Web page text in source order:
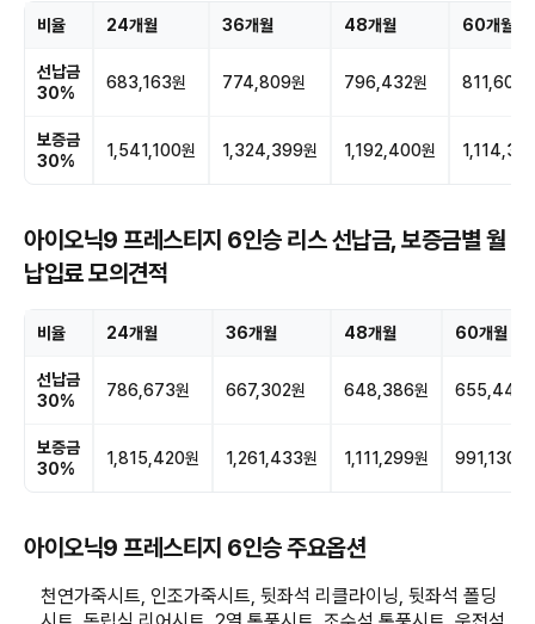
비율 24개월 36개월 48개월 60개월
선납금
30%
683,163원 774,809원 796,432원 811,605
보증금
30%
1,541,100원 1,324,399원 1,192,400원
아이오닉9 프레스티지 6인승 리스 선납금, 보증금별 월
납입료 모의견적
비율 24개월 36개월 48개월 60개월
선납금
30%
786,673원 667,302원 648,386원 655,442
보증금
30%
1,815,420원 1,261,433원 1,111,299원 991,130원
아이오닉9 프레스티지 6인승 주요옵션
천연가죽시트, 인조가죽시트, 뒷좌석 리클라이닝, 뒷좌석 폴딩